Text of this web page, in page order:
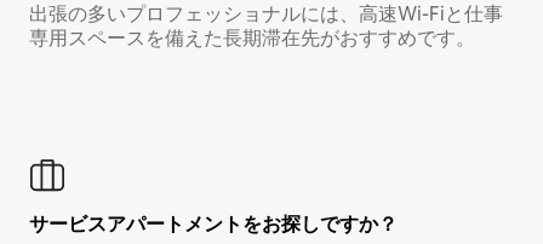
出張の多いプロフェッショナルには、高速Wi-Fiと仕事
専用スペースを備えた長期滞在先がおすすめです。
サービスアパートメントをお探しですか？